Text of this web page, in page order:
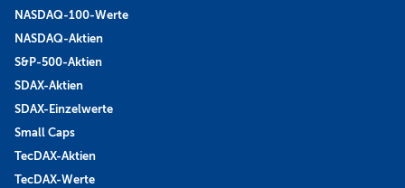
NASDAQ-100-Werte
NASDAQ-Aktien
S&P-500-Aktien
SDAX-Aktien
SDAX-Einzelwerte
Small Caps
TecDAX-Aktien
TecDAX-Werte